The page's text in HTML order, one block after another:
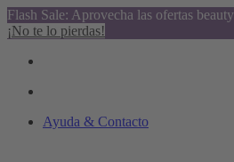
Flash Sale: Aprovecha las ofertas
¡No te lo pierdas!
Ayuda & Contacto